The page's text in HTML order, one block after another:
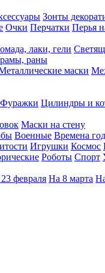
Зонты
Очки Перчатки Перья
лаки, гели
раны
маски
Фуражки Цилиндры и
Маски на стену
Военные Времена
Игрушки Космос
Роботы Спорт
февраля На 8 марта